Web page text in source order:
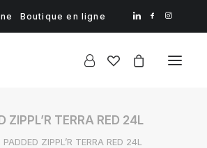
Boutique en ligne
ZIPPL’R TERRA RED 24L
PADDED ZIPPL’R TERRA RED 24L